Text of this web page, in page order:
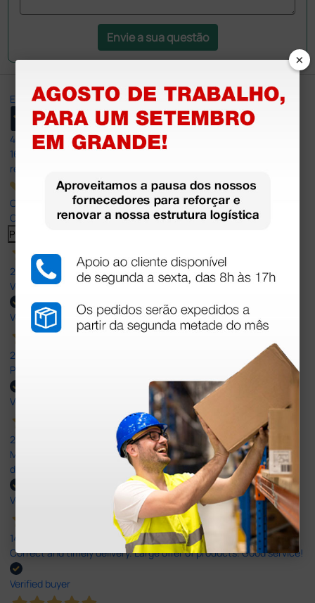
Envie a sua questão
Excellent
4,8
/5
165
reviews
Our 4 and 5 star reviews.
Click here to read them all >
Previous
27 Jul 2026
Very good
Verified buyer
27 Jul 2026
Prefeito
Verified buyer
20 Jul 2026
Minha experiência foi super positiva. Bom atendimento e recebi
dentro do prazo. Obrigada.
Verified buyer
14 Jul 2026
Correct and timely delivery. Large offer of products. Good service!
Verified buyer
×